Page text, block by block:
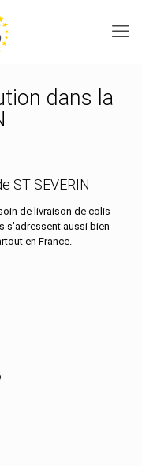
dans la
ST SEVERIN
de livraison de colis
s’adressent aussi bien
en France.